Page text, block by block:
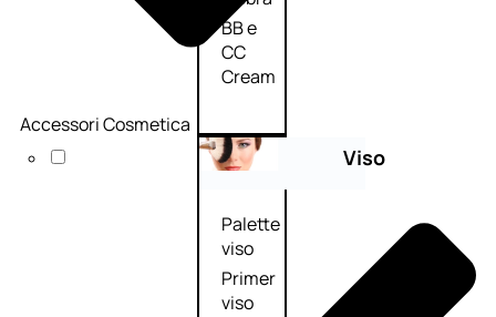
BB e
CC
Cream
Viso
Palette
viso
Primer
viso
Accessori Cosmetica